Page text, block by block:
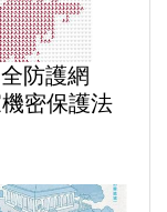
防護網
密保護法